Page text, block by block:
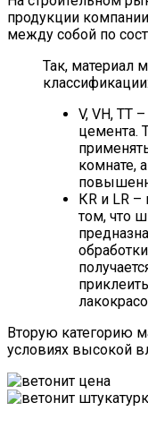
продукции
между собой по
Так, материал
классификации:
V, VН, ТТ
цемента.
комнате,
КR и LR –
том, что
Вторую категорию
условиях высокой